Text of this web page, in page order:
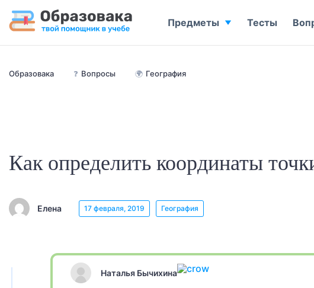
Образовака ❓ Вопросы 🌍 География
Как определить координаты
Елена 17 февраля, 2019 География
Наталья Бычихина
Предметы Тесты